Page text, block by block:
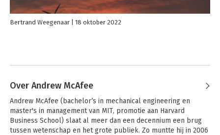
Bertrand Weegenaar 18 oktober 2022
Over Andrew McAfee
Andrew McAfee (bachelor’s in mechanical engineering en
master's in management van MIT, promotie aan Harvard
Business School) slaat al meer dan een decennium een brug
tussen wetenschap en het grote publiek. Zo muntte hij in 2006